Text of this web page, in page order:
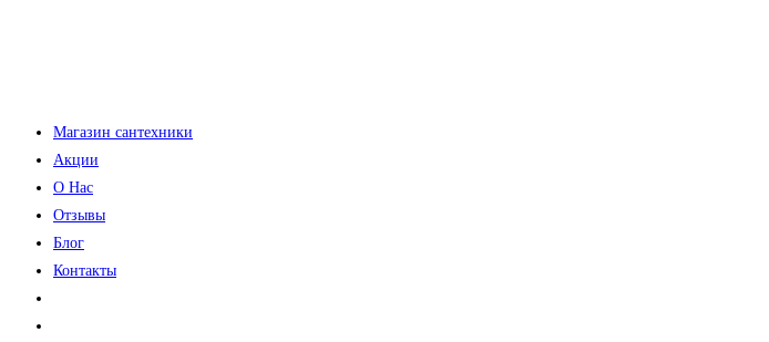
Магазин сантехники
Акции
О Нас
Отзывы
Блог
Контакты